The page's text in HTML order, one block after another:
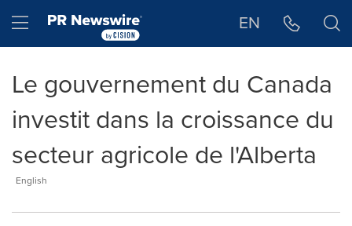
Hamburger menu EN
Le gouvernement du Canada
investit dans la croissance du
secteur agricole de l'Alberta
English